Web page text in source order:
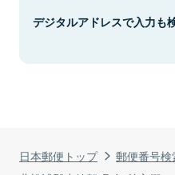
日本郵便トップ 郵便番号検
デジタルアドレスで入力も